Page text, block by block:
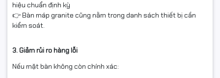
hiệu chuẩn định kỳ
👉 Bàn máp granite cũng nằm trong danh sách thiết bị cần
kiểm soát.
3. Giảm rủi ro hàng lỗi
Nếu mặt bàn không còn chính xác: